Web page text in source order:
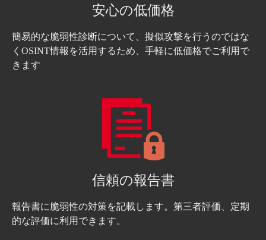
安心の低価格
簡易的な脆弱性診断について、擬似攻撃を行うのではな
くOSINT情報を活用するため、手軽に低価格でご利用で
きます
信頼の報告書
報告書に脆弱性の対策を記載します。第三者評価、定期
的な評価に利用できます。